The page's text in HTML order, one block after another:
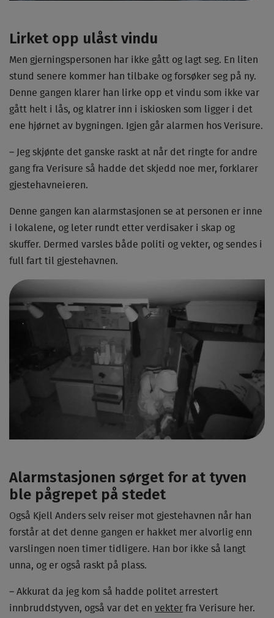
Lirket opp ulåst vindu
Men gjerningspersonen har ikke gått og lagt seg. En liten
stund senere kommer han tilbake og forsøker seg på ny.
Denne gangen klarer han lirke opp et vindu som ikke var
gått helt i lås, og klatrer inn i iskiosken som ligger i det
ene hjørnet av bygningen. Igjen går alarmen hos Verisure.
– Jeg skjønte det ganske raskt at når det ringte for andre
gang fra Verisure så hadde det skjedd noe mer, forklarer
gjestehavneieren.
Denne gangen kan alarmstasjonen se at personen er inne
i lokalene, og leter rundt etter verdisaker i skap og
skuffer. Dermed varsles både politi og vekter, og sendes i
full fart til gjestehavnen.
Alarmstasjonen sørget for at tyven
ble pågrepet på stedet
Også Kjell Anders selv reiser mot gjestehavnen når han
forstår at det denne gangen er hakket mer alvorlig enn
varslingen noen timer tidligere. Han bor ikke så langt
unna, og er også raskt på plass.
– Akkurat da jeg kom så hadde politet arrestert
innbruddstyven, også var det en vekter fra Verisure her.